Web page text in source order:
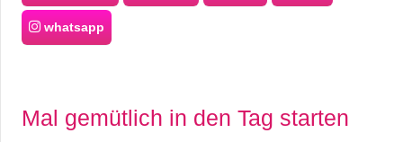
whatsapp
Mal gemütlich in den Tag starten